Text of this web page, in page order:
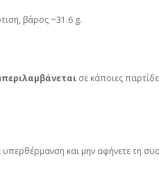
βάρος ~31.6 g.
σε κάποιες
και μην αφήνετε τη